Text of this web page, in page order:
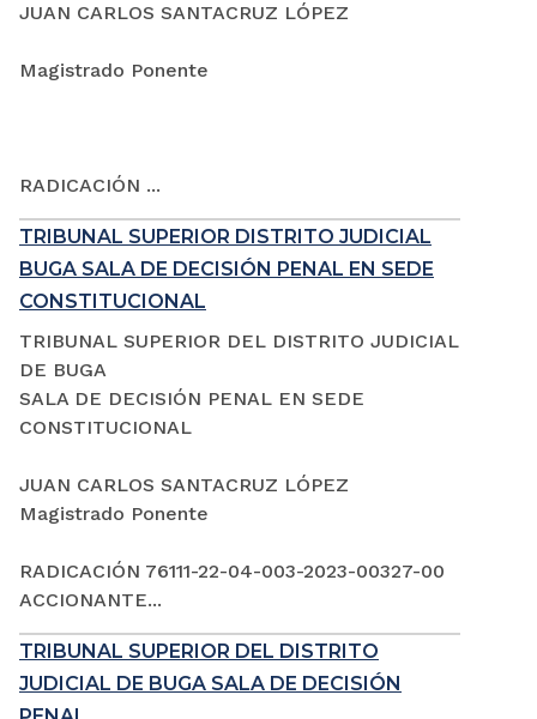
JUAN CARLOS SANTACRUZ LÓPEZ
Magistrado Ponente
RADICACIÓN ...
TRIBUNAL SUPERIOR DISTRITO JUDICIAL
BUGA SALA DE DECISIÓN PENAL EN SEDE
CONSTITUCIONAL
TRIBUNAL SUPERIOR DEL DISTRITO JUDICIAL
DE BUGA
SALA DE DECISIÓN PENAL EN SEDE
CONSTITUCIONAL
JUAN CARLOS SANTACRUZ LÓPEZ
Magistrado Ponente
RADICACIÓN 76111-22-04-003-2023-00327-00
ACCIONANTE...
TRIBUNAL SUPERIOR DEL DISTRITO
JUDICIAL DE BUGA SALA DE DECISIÓN